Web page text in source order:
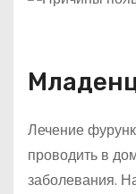
Лечение
проводить в
заболевания.